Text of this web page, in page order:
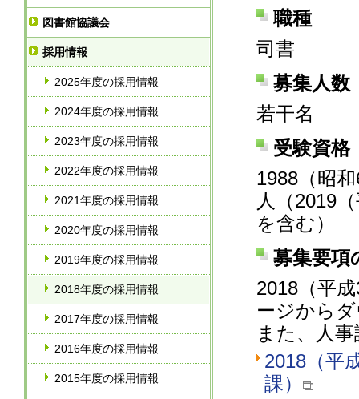
図書館協議会
採用情報
2025年度の採用情報
2024年度の採用情報
2023年度の採用情報
2022年度の採用情報
2021年度の採用情報
2020年度の採用情報
2019年度の採用情報
2018年度の採用情報
2017年度の採用情報
2016年度の採用情報
2015年度の採用情報
職種
司書
募集人数
若干名
受験資格
1988（昭
人（2019
を含む）
募集要項
2018（平
ージから
また、人
2018（平
課）